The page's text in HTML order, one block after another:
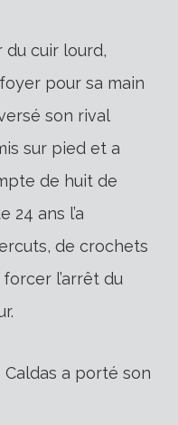
du cuir lourd,
pour sa main
son rival
sur pied et a
de huit de
24 ans l’a
de crochets
l’arrêt du
a porté son